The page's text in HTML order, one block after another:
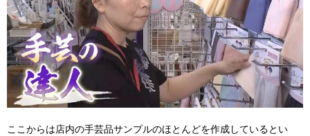
ここからは店内の手芸品サンプルのほとんどを作成しているとい